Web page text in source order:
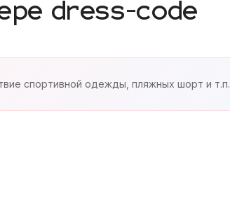
dress-code
спортивной одежды, пляжных шорт и т.п.